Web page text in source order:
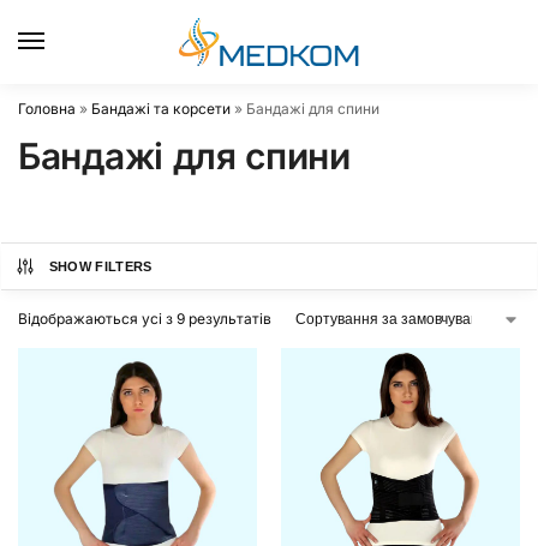
Головна » Бандажі та корсети » Бандажі для спини
Бандажі для спини
SHOW FILTERS
Відображаються усі з 9 результатів